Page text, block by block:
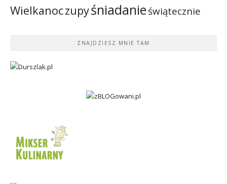
Wielkanoczupyśniadanieświątecznie
ZNAJDZIESZ MNIE TAM